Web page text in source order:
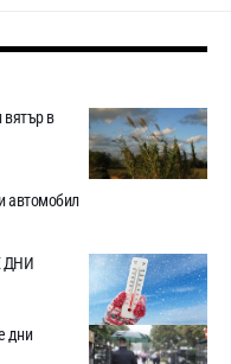
вятър в
автомобил
ДНИ
дни